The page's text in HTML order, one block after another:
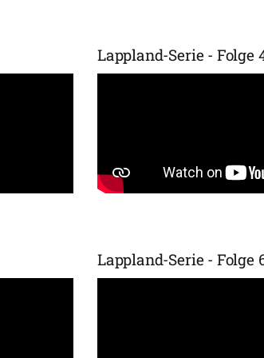
Lappland-Serie - Folge
Lappland-Serie - Folge